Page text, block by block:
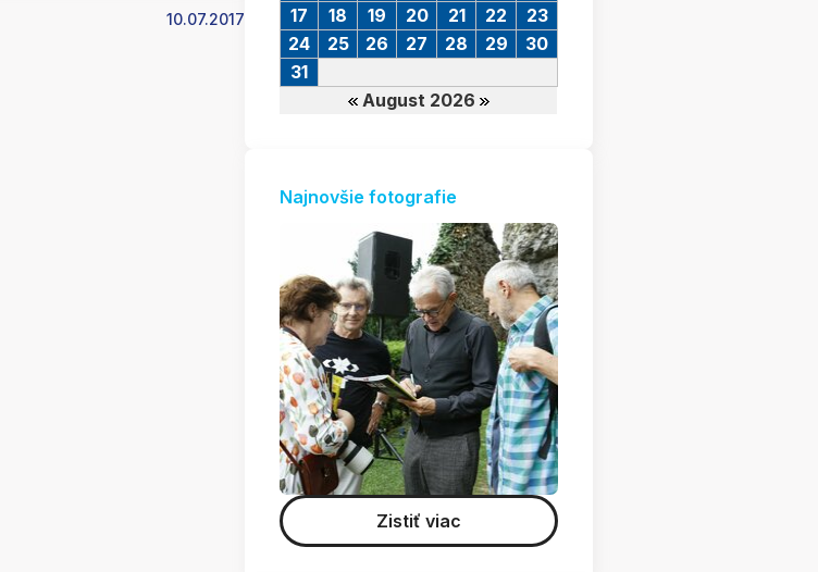
10.07.2017
August 2026
17
18 19 20 21 22
23
24
25 26 27 28 29
30
31
Najnovšie fotografie
Zistiť viac